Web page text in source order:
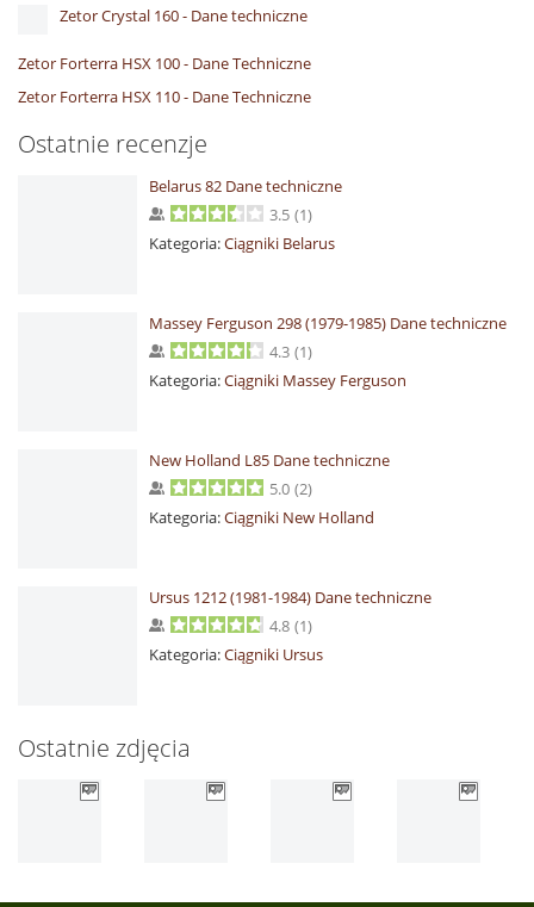
Zetor Crystal 160 - Dane techniczne
Zetor Forterra HSX 100 - Dane Techniczne
Zetor Forterra HSX 110 - Dane Techniczne
Ostatnie recenzje
Belarus 82 Dane techniczne
3.5 (1)
Kategoria:Ciągniki Belarus
Massey Ferguson 298 (1979-1985) Dane techniczne
4.3 (1)
Kategoria:Ciągniki Massey Ferguson
New Holland L85 Dane techniczne
5.0 (2)
Kategoria:Ciągniki New Holland
Ursus 1212 (1981-1984) Dane techniczne
4.8 (1)
Kategoria:Ciągniki Ursus
Ostatnie zdjęcia